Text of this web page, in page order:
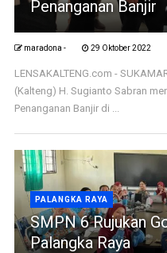
Penanganan Banjir
maradona - 29 Oktober 2022
LENSAKALTENG.com -
(Kalteng) H. Sugianto Sabran
Penanganan Banjir di ...
PALANGKA RAYA
SMPN 6 Rujukan
Palangka Raya